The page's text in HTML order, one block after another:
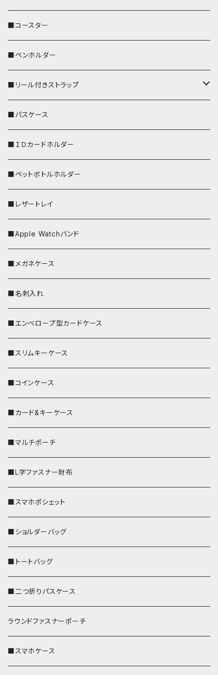
鹿
ペンギン
■コースター
■ペンホルダー
■リール付きストラップ
リールのみ
ストラップ付
■パスケース
■ＩＤカードホルダー
■ペットボトルホルダー
■レザートレイ
■Apple Watchバンド
■メガネケース
■名刺入れ
■エンベロープ型カードケース
■スリムキーケース
■コインケース
■カード&キーケース
■マルチポーチ
■L字ファスナー財布
■スマホポシェット
■ショルダーバッグ
■トートバッグ
■二つ折りパスケース
ラウンドファスナーポーチ
■スマホケース